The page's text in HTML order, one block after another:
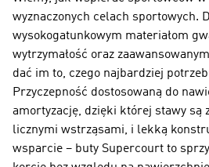
wyznaczonych celach sportowych.
wysokogatunkowym materiałom
wytrzymałość oraz
dać im to, czego najbardziej
Przyczepność dostosowaną do
amortyzację, dzięki której stawy są
licznymi wstrząsami, i lekką
wsparcie – buty Supercourt to